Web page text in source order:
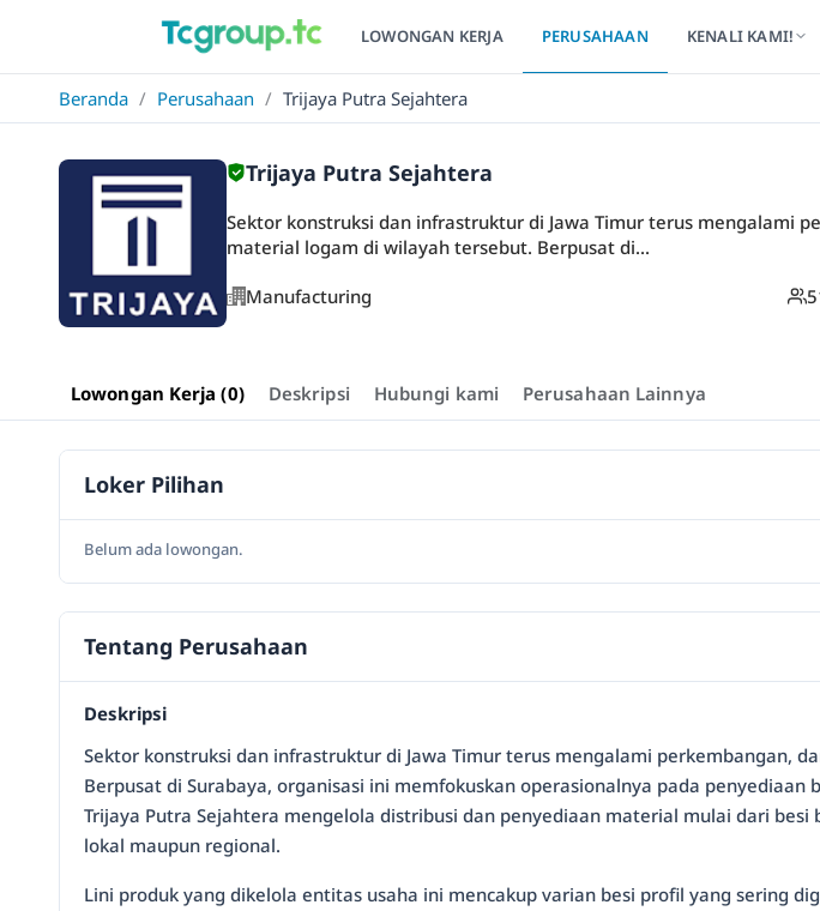
LOWONGAN KERJA PERUSAHAAN KENALI KAMI!
Beranda / Perusahaan / Trijaya Putra Sejahtera
Trijaya Putra Sejahtera
Sektor konstruksi dan infrastruktur di Jawa Timur terus mengalami
material logam di wilayah tersebut. Berpusat di...
Manufacturing
Lowongan Kerja (0) Deskripsi Hubungi kami Perusahaan Lainnya
Loker Pilihan
Belum ada lowongan.
Tentang Perusahaan
Deskripsi
Sektor konstruksi dan infrastruktur di Jawa Timur terus mengalami perkembangan,
Berpusat di Surabaya, organisasi ini memfokuskan operasionalnya pada
Trijaya Putra Sejahtera mengelola distribusi dan penyediaan material mulai dari
lokal maupun regional.
Lini produk yang dikelola entitas usaha ini mencakup varian besi profil yang sering